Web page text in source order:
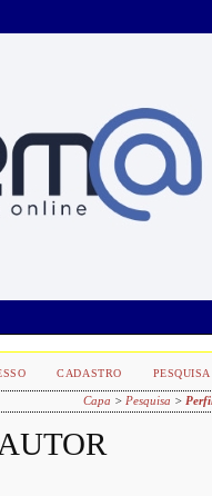
CADASTRO PESQUISA
Capa > Pesquisa >